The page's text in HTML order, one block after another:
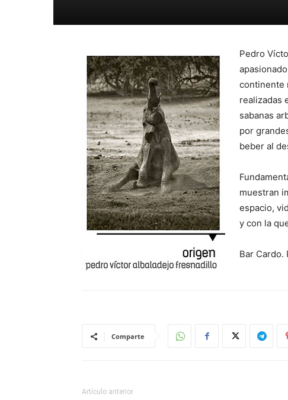
Pedro
continente
realizadas
sabanas
por
beber al
muestran
espacio,
y con la
Bar Cardo.
Comparte
Artículo anterior